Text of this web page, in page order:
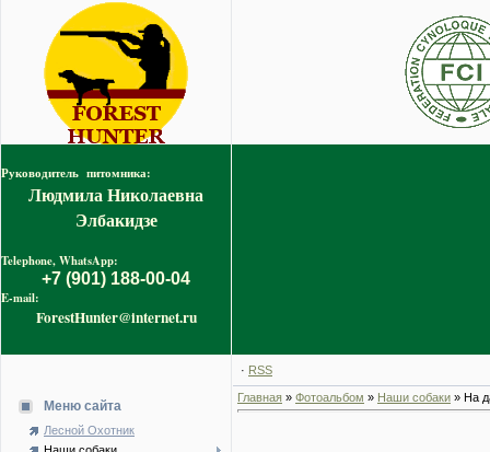
Руководитель питомника:
Людмила Николаевна
Элбакидзе
Telephone, WhatsApp:
+7 (901) 188-00-04
E-mail:
ForestHunter@internet.ru
Меню сайта
Лесной Охотник
· RSS
Главная » Фотоальбом » Наши собаки » На